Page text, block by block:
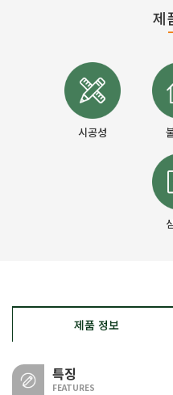
제
시공성
제품 정보
특징
FEATURES